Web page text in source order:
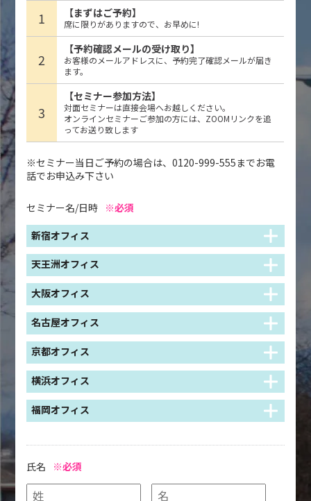
1 【まずはご予約】
席に限りがありますので、お早めに!
2
【予約確認メールの受け取り】
お客様のメールアドレスに、予約完了確認メールが届き
ます。
3
【セミナー参加方法】
対面セミナーは直接会場へお越しください。
オンラインセミナーご参加の方には、ZOOMリンクを追
ってお送り致します
※セミナー当日ご予約の場合は、0120-999-555までお電
話でお申込み下さい
セミナー名/日時 ※必須
新宿オフィス
天王洲オフィス
大阪オフィス
名古屋オフィス
京都オフィス
横浜オフィス
福岡オフィス
氏名 ※必須